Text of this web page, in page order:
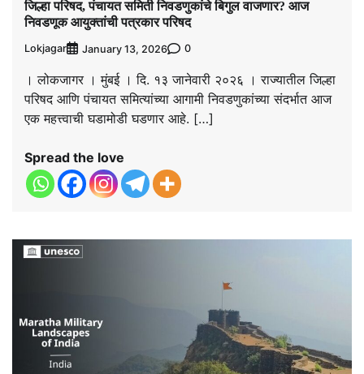
जिल्हा परिषद, पंचायत समिती निवडणुकांचे बिगुल वाजणार? आज
निवडणूक आयुक्तांची पत्रकार परिषद
Lokjagar January 13, 2026 0
। लोकजागर । मुंबई । दि. १३ जानेवारी २०२६ । राज्यातील जिल्हा
परिषद आणि पंचायत समित्यांच्या आगामी निवडणुकांच्या संदर्भात आज
एक महत्त्वाची घडामोडी घडणार आहे. […]
Spread the love